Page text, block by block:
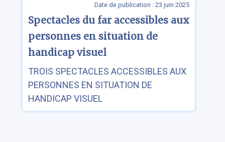
Date de publication : 23 juin 2025
Spectacles du far accessibles aux
personnes en situation de
handicap visuel
TROIS SPECTACLES ACCESSIBLES AUX
PERSONNES EN SITUATION DE
HANDICAP VISUEL